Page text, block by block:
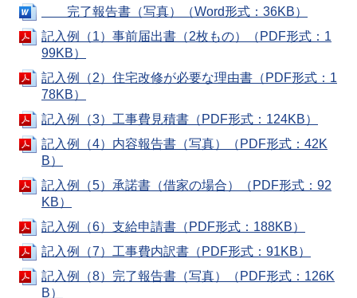
完了報告書（写真）（Word形式：36KB）
記入例（1）事前届出書（2枚もの）（PDF形式：1
99KB）
記入例（2）住宅改修が必要な理由書（PDF形式：1
78KB）
記入例（3）工事費見積書（PDF形式：124KB）
記入例（4）内容報告書（写真）（PDF形式：42K
B）
記入例（5）承諾書（借家の場合）（PDF形式：92
KB）
記入例（6）支給申請書（PDF形式：188KB）
記入例（7）工事費内訳書（PDF形式：91KB）
記入例（8）完了報告書（写真）（PDF形式：126K
B）